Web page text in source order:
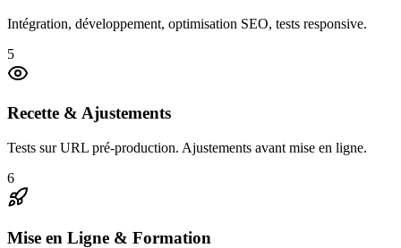
Intégration, développement, optimisation SEO, tests responsive.
5
Recette & Ajustements
Tests sur URL pré-production. Ajustements avant mise en ligne.
6
Mise en Ligne & Formation